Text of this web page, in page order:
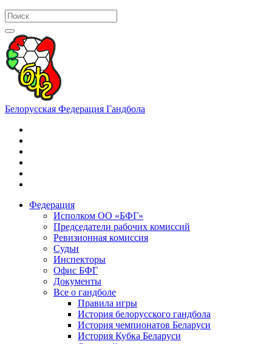
Белорусская Федерация Гандбола
Федерация
Исполком ОО «БФГ»
Председатели рабочих комиссий
Ревизионная комиссия
Судьи
Инспекторы
Офис БФГ
Документы
Все о гандболе
Правила игры
История белорусского гандбола
История чемпионатов Беларуси
История Кубка Беларуси